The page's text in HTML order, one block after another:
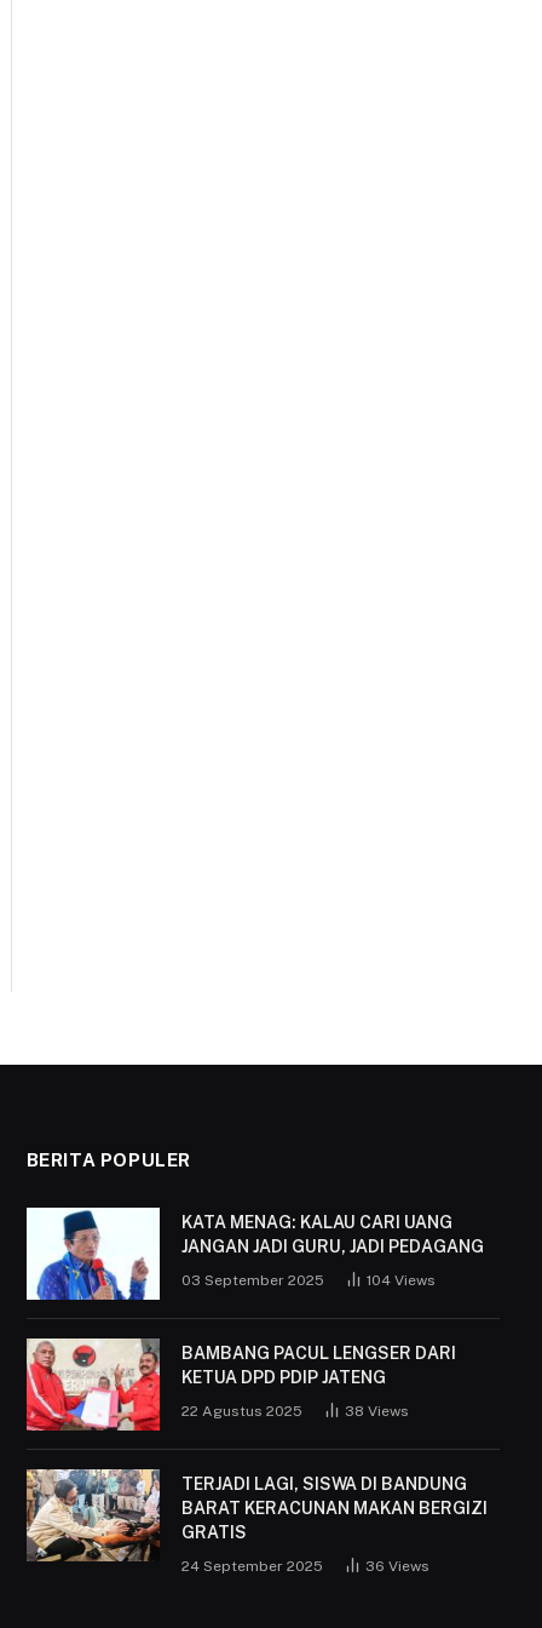
BERITA POPULER
KATA MENAG: KALAU CARI UANG
JANGAN JADI GURU, JADI PEDAGANG
03 September 2025 104 Views
BAMBANG PACUL LENGSER DARI
KETUA DPD PDIP JATENG
22 Agustus 2025 38 Views
TERJADI LAGI, SISWA DI BANDUNG
BARAT KERACUNAN MAKAN BERGIZI
GRATIS
24 September 2025 36 Views